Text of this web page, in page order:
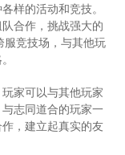
样的活动和竞技。
合作，挑战强大的
服竞技场，与其他玩
家可以与其他玩家
志同道合的玩家一
，建立起真实的友